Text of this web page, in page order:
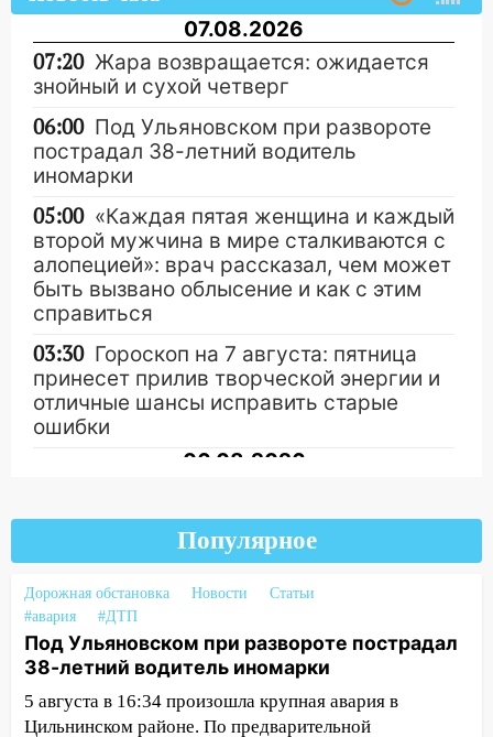
07.08.2026
07:20 Жара возвращается: ожидается
знойный и сухой четверг
06:00 Под Ульяновском при развороте
пострадал 38-летний водитель
иномарки
05:00 «Каждая пятая женщина и каждый
второй мужчина в мире сталкиваются с
алопецией»: врач рассказал, чем может
быть вызвано облысение и как с этим
справиться
03:30 Гороскоп на 7 августа: пятница
принесет прилив творческой энергии и
отличные шансы исправить старые
ошибки
06.08.2026
Ульяновской области
20:04 Ульяновцев приглашают на забег,
посвящённый Дню воздушного флота
России
19:12 В Ульяновской области
руководителя частной компании
наказали за сокрытие прошлого своего
сотрудник
Популярное
Дорожная обстановка Новости
Статьи
#авария
#ДТП
Под Ульяновском при развороте пострадал
38-летний водитель иномарки
5 августа в 16:34 произошла крупная авария в
Цильнинском районе. По предварительной